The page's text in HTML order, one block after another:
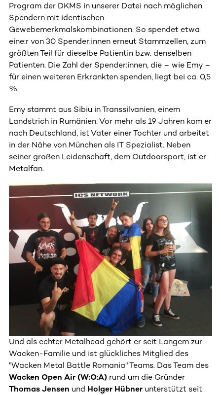
Program der DKMS in unserer Datei nach möglichen
Spendern mit identischen
Gewebemerkmalskombinationen. So spendet etwa
eine:r von 30 Spender:innen erneut Stammzellen, zum
größten Teil für dieselbe Patientin bzw. denselben
Patienten. Die Zahl der Spender:innen, die – wie Emy –
für einen weiteren Erkrankten spenden, liegt bei ca. 0,5
%.
Emy stammt aus Sibiu in Transsilvanien, einem
Landstrich in Rumänien. Vor mehr als 19 Jahren kam er
nach Deutschland, ist Vater einer Tochter und arbeitet
in der Nähe von München als IT Spezialist. Neben
seiner großen Leidenschaft, dem Outdoorsport, ist er
Metalfan.
Und als echter Metalhead gehört er seit Langem zur
Wacken-Familie und ist glückliches Mitglied des
"Wacken Metal Battle Romania" Teams. Das Team des
Wacken Open Air (W:O:A) rund um die Gründer
Thomas Jensen und Holger Hübner unterstützt seit